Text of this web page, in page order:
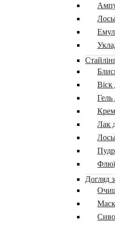
Віск
Гель
Лак
Догляд